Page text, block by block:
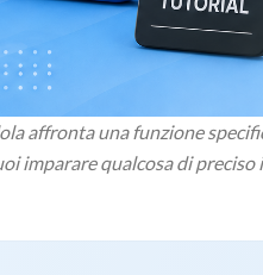
affronta una funzione
imparare qualcosa di